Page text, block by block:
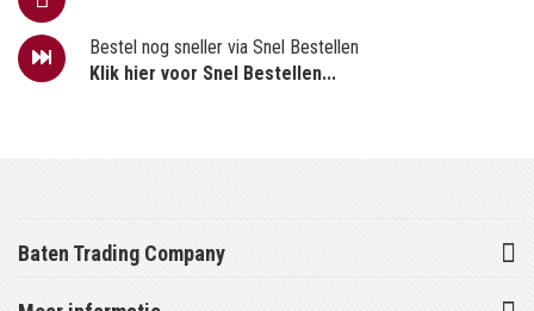
Bestel nog sneller via Snel Bestellen
Klik hier voor Snel Bestellen...
Baten Trading Company